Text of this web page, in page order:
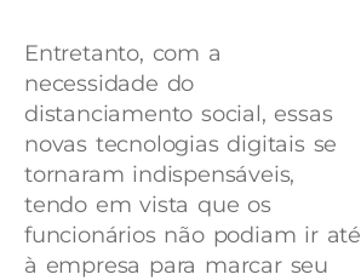
Entretanto, com a
necessidade do
distanciamento social, essas
novas tecnologias digitais se
tornaram indispensáveis,
tendo em vista que os
funcionários não podiam ir até
à empresa para marcar seu